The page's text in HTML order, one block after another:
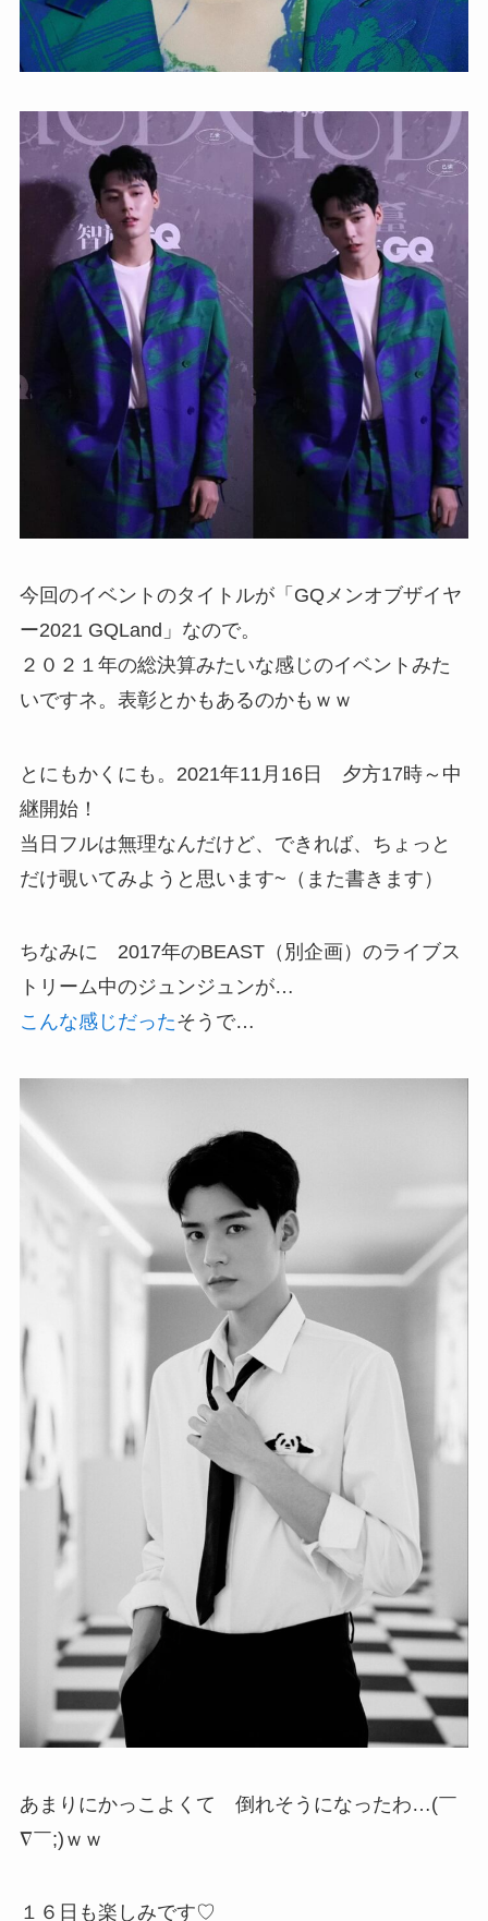
今回のイベントのタイトルが「GQメンオブザイヤ
ー2021 GQLand」なので。
２０２１年の総決算みたいな感じのイベントみた
いですネ。表彰とかもあるのかもｗｗ
とにもかくにも。2021年11月16日 夕方17時～中
継開始！
当日フルは無理なんだけど、できれば、ちょっと
だけ覗いてみようと思います~（また書きます）
ちなみに 2017年のBEAST（別企画）のライブス
トリーム中のジュンジュンが…
こんな感じだったそうで…
あまりにかっこよくて 倒れそうになったわ…(￣
∇￣;)ｗｗ
１６日も楽しみです♡